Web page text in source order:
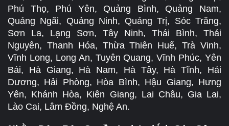
Phú Thọ, Phú Yên, Quảng Bình, Quảng Nam,
Quảng Ngãi, Quảng Ninh, Quảng Trị, Sóc Trăng,
Sơn La, Lạng Sơn, Tây Ninh, Thái Bình, Thái
Nguyên, Thanh Hóa, Thừa Thiên Huế, Trà Vinh,
Vĩnh Long, Long An, Tuyên Quang, Vĩnh Phúc, Yên
Bái, Hà Giang, Hà Nam, Hà Tây, Hà Tĩnh, Hải
Dương, Hải Phòng, Hòa Bình, Hậu Giang, Hưng
Yên, Khánh Hòa, Kiên Giang, Lai Châu, Gia Lai,
Lào Cai, Lâm Đồng, Nghệ An.